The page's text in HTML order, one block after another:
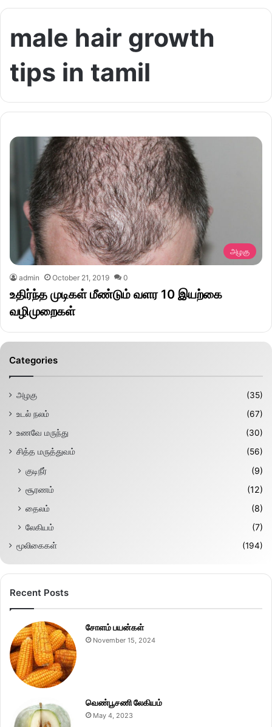
male hair growth
tips in tamil
அழகு
admin October 21, 2019 0
உதிர்ந்த முடிகள் மீண்டும் வளர 10 இயற்கை
வழிமுறைகள்
Categories
அழகு
(35)
உடல் நலம்
(67)
உணவே மருந்து
(30)
சித்த மருத்துவம்
(56)
குடிநீர்
(9)
சூரணம்
(12)
தைலம்
(8)
லேகியம்
(7)
மூலிகைகள் (194)
Recent Posts
சோளம் பயன்கள்
November 15, 2024
வெண்பூசணி லேகியம்
May 4, 2023